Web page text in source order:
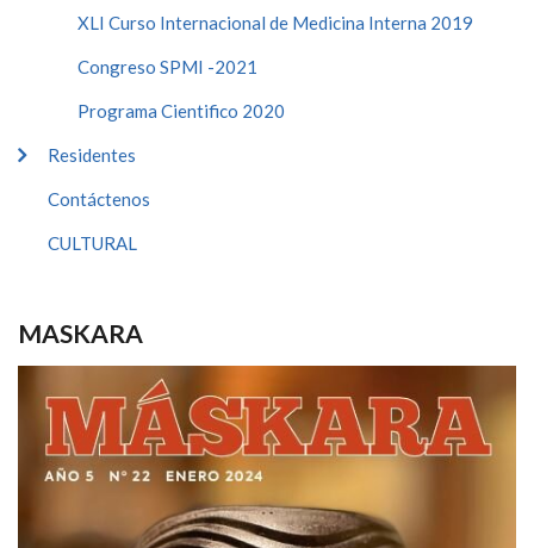
XLI Curso Internacional de Medicina Interna 2019
Congreso SPMI -2021
Programa Cientifico 2020
Residentes
Contáctenos
CULTURAL
MASKARA